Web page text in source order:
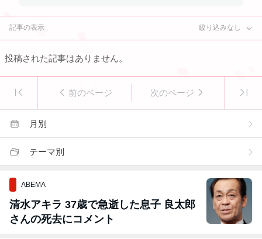
記事の表示 絞り込みなし
投稿された記事はありません。
前のページ 次のページ
月別
テーマ別
ABEMA
清水アキラ 37歳で急逝した息子 良太郎
さんの死去にコメント